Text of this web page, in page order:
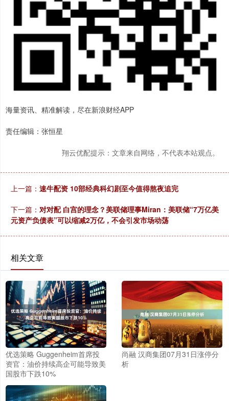
海量资讯、精准解读，尽在新浪财经APP
责任编辑：张恒星
翔云优配提示：文章来自网络，不代表本站观点。
上一篇： 速牛配资 10部经典科幻剧至今值得熬夜追完
下一篇： 对对配 白宫的理念？美联储理事Miran：美联储“7万亿美
元资产负债表”可以缩减2万亿，不会引发市场动荡
相关文章
优选策略 Guggenheim首席投
资官：油价持续高企可能导致美
国股市下跌10%
尚融 汉商集团07月31日涨停分
析